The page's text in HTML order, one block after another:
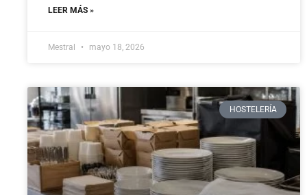
LEER MÁS »
Mestral mayo 18, 2026
HOSTELERÍA